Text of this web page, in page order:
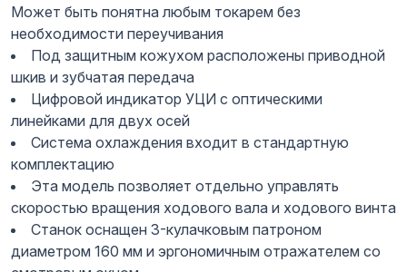
Может быть понятна любым токарем без
необходимости переучивания
Под защитным кожухом расположены приводной
шкив и зубчатая передача
Цифровой индикатор УЦИ с оптическими
линейками для двух осей
Система охлаждения входит в стандартную
комплектацию
Эта модель позволяет отдельно управлять
скоростью вращения ходового вала и ходового винта
Станок оснащен 3-кулачковым патроном
диаметром 160 мм и эргономичным отражателем со